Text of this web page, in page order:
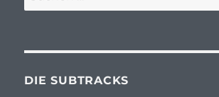
nach:
DIE SUBTRACKS